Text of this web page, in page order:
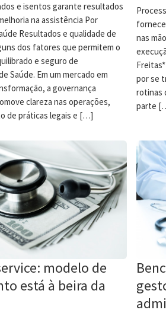
e isentos garante resultados
na assistência Por
Resultados e qualidade de
dos fatores que permitem o
e seguro de
Saúde. Em um mercado em
a governança
clareza nas operações,
de práticas legais e […]
nas
por se
rotinas
parte
modelo de
está à beira da